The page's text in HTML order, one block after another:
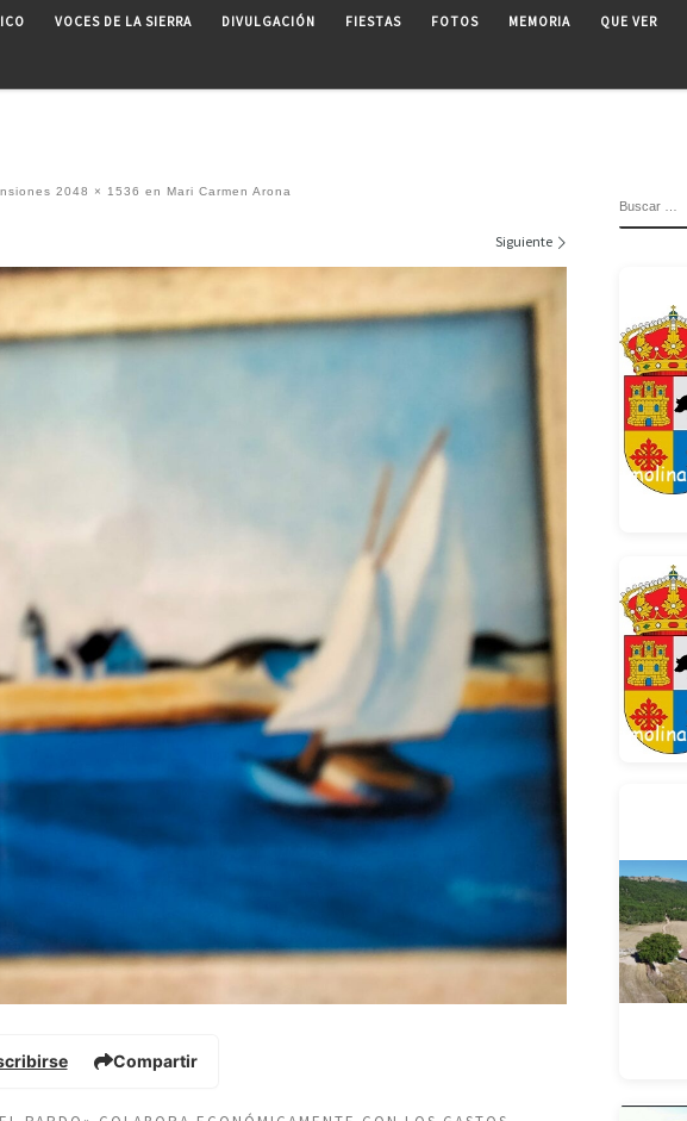
VOCES DE LA SIERRA DIVULGACIÓN FIESTAS FOTOS MEMORIA QUE VER
2048 × 1536 en Mari Carmen Arona
Siguiente
Compartir